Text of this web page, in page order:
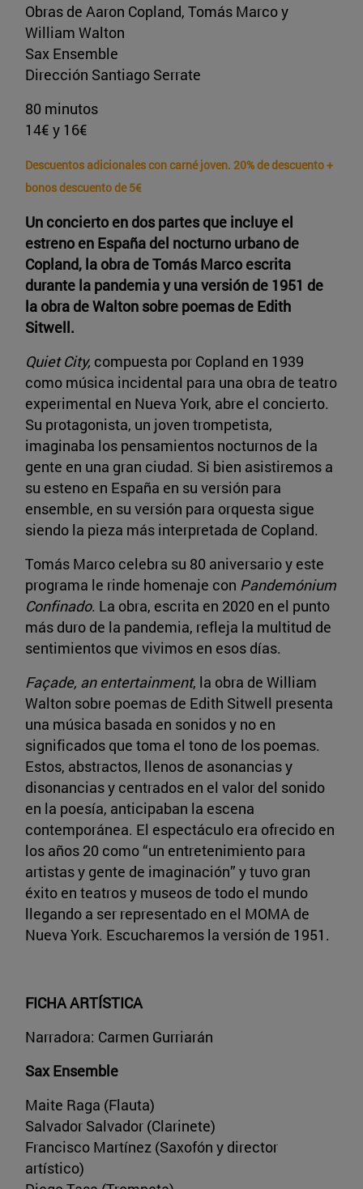
Obras de Aaron Copland, Tomás Marco y
William Walton
Sax Ensemble
Dirección Santiago Serrate
80 minutos
14€ y 16€
Descuentos adicionales con carné joven. 20% de descuento +
bonos descuento de 5€
Un concierto en dos partes que incluye el
estreno en España del nocturno urbano de
Copland, la obra de Tomás Marco escrita
durante la pandemia y una versión de 1951 de
la obra de Walton sobre poemas de Edith
Sitwell.
Quiet City, compuesta por Copland en 1939
como música incidental para una obra de teatro
experimental en Nueva York, abre el concierto.
Su protagonista, un joven trompetista,
imaginaba los pensamientos nocturnos de la
gente en una gran ciudad. Si bien asistiremos a
su esteno en España en su versión para
ensemble, en su versión para orquesta sigue
siendo la pieza más interpretada de Copland.
Tomás Marco celebra su 80 aniversario y este
programa le rinde homenaje con Pandemónium
Confinado. La obra, escrita en 2020 en el punto
más duro de la pandemia, refleja la multitud de
sentimientos que vivimos en esos días.
Façade, an entertainment, la obra de William
Walton sobre poemas de Edith Sitwell presenta
una música basada en sonidos y no en
significados que toma el tono de los poemas.
Estos, abstractos, llenos de asonancias y
disonancias y centrados en el valor del sonido
en la poesía, anticipaban la escena
contemporánea. El espectáculo era ofrecido en
los años 20 como “un entretenimiento para
artistas y gente de imaginación” y tuvo gran
éxito en teatros y museos de todo el mundo
llegando a ser representado en el MOMA de
Nueva York. Escucharemos la versión de 1951.
FICHA ARTÍSTICA
Narradora: Carmen Gurriarán
Sax Ensemble
Maite Raga (Flauta)
Salvador Salvador (Clarinete)
Francisco Martínez (Saxofón y director
artístico)